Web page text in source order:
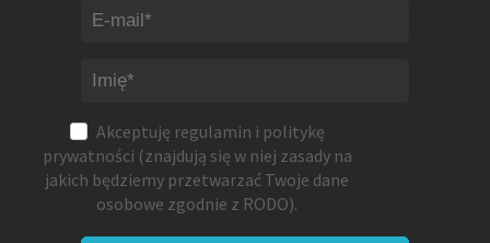
Akceptuję regulamin i politykę
prywatności (znajdują się w niej zasady na
jakich będziemy przetwarzać Twoje dane
osobowe zgodnie z RODO).